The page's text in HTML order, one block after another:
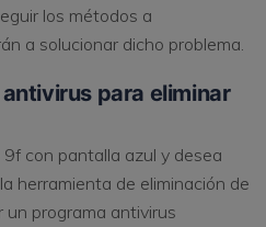
los métodos a
a solucionar dicho problema.
para eliminar
con pantalla azul y desea
herramienta de eliminación de
un programa antivirus